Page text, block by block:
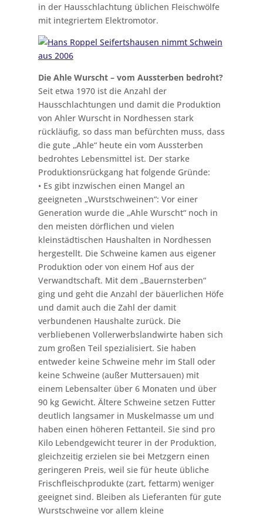
in der Hausschlachtung üblichen Fleischwölfe
mit integriertem Elektromotor.
Die Ahle Wurscht – vom Aussterben bedroht?
Seit etwa 1970 ist die Anzahl der
Hausschlachtungen und damit die Produktion
von Ahler Wurscht in Nordhessen stark
rückläufig, so dass man befürchten muss, dass
die gute „Ahle“ heute ein vom Aussterben
bedrohtes Lebensmittel ist. Der starke
Produktionsrückgang hat folgende Gründe:
• Es gibt inzwischen einen Mangel an
geeigneten „Wurstschweinen“: Vor einer
Generation wurde die „Ahle Wurscht“ noch in
den meisten dörflichen und vielen
kleinstädtischen Haushalten in Nordhessen
hergestellt. Die Schweine kamen aus eigener
Produktion oder von einem Hof aus der
Verwandtschaft. Mit dem „Bauernsterben“
ging und geht die Anzahl der bäuerlichen Höfe
und damit auch die Zahl der damit
verbundenen Haushalte zurück. Die
verbliebenen Vollerwerbslandwirte haben sich
zum großen Teil spezialisiert. Sie haben
entweder keine Schweine mehr im Stall oder
keine Schweine (außer Muttersauen) mit
einem Lebensalter über 6 Monaten und über
90 kg Gewicht. Ältere Schweine setzen Futter
deutlich langsamer in Muskelmasse um und
haben einen höheren Fettanteil. Sie sind pro
Kilo Lebendgewicht teurer in der Produktion,
gleichzeitig erzielen sie bei Metzgern einen
geringeren Preis, weil sie für heute übliche
Frischfleischprodukte (zart, fettarm) weniger
geeignet sind. Bleiben als Lieferanten für gute
Wurstschweine vor allem kleine